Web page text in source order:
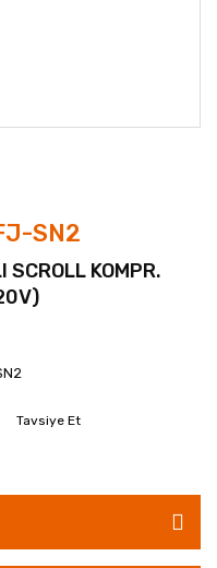
SN2
KOMPR.
Tavsiye Et